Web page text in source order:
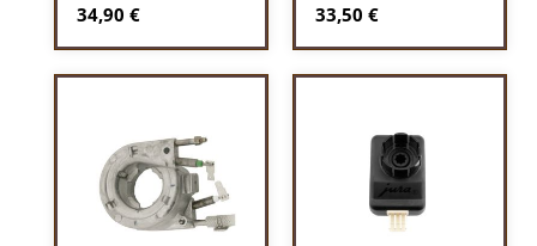
Regulärer Preis:
34,90 € Regulärer Preis:
33,50 €